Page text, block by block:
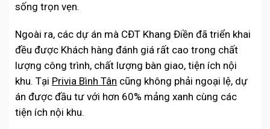
sống trọn vẹn.
Ngoài ra, các dự án mà CĐT Khang Điền đã triển khai
đều được Khách hàng đánh giá rất cao trong chất
lượng công trình, chất lượng bàn giao, tiện ích nội
khu. Tại Privia Bình Tân cũng không phải ngoại lệ, dự
án được đầu tư với hơn 60% mảng xanh cùng các
tiện ích nội khu.